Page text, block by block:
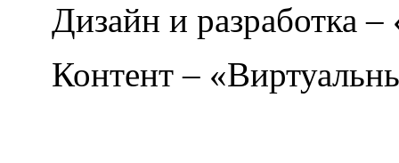
Дизайн и разработка
Контент –